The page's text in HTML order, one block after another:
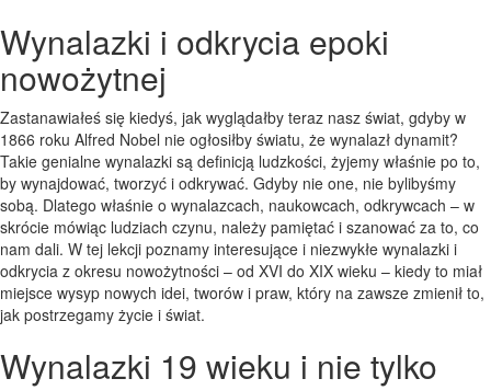
Wynalazki i odkrycia epoki
nowożytnej
Zastanawiałeś się kiedyś, jak wyglądałby teraz nasz świat, gdyby w
1866 roku Alfred Nobel nie ogłosiłby światu, że wynalazł dynamit?
Takie genialne wynalazki są definicją ludzkości, żyjemy właśnie po to,
by wynajdować, tworzyć i odkrywać. Gdyby nie one, nie bylibyśmy
sobą. Dlatego właśnie o wynalazcach, naukowcach, odkrywcach – w
skrócie mówiąc ludziach czynu, należy pamiętać i szanować za to, co
nam dali. W tej lekcji poznamy interesujące i niezwykłe wynalazki i
odkrycia z okresu nowożytności – od XVI do XIX wieku – kiedy to miał
miejsce wysyp nowych idei, tworów i praw, który na zawsze zmienił to,
jak postrzegamy życie i świat.
Wynalazki 19 wieku i nie tylko